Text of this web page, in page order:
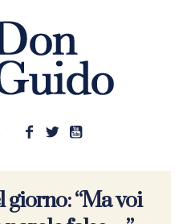
giorno: “Ma voi